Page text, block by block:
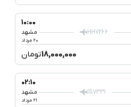
10:00
HH7266 مشهد
۲۰ مرداد
18,000,000تومان
02:10
IS7331 مشهد
۲۱ مرداد